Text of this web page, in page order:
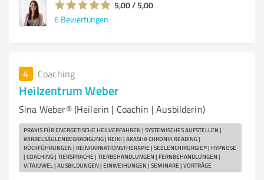
5,00 / 5,00
6 Bewertungen
4 Coaching
Heilzentrum Weber
Sina Weber® (Heilerin | Coachin | Ausbilderin)
PRAXIS FÜR ENERGETISCHE HEILVERFAHREN | SYSTEMISCHES AUFSTELLEN |
WIRBELSÄULENBEGRADIGUNG | REIKI | AKASHA CHRONIK READING |
RÜCKFÜHRUNGEN | REINKARNATIONSTHERAPIE | SEELENCHIRURGIE® | HYPNOSE
| COACHING | TIERSPRACHE | TIERBEHANDLUNGEN | FERNBEHANDLUNGEN |
VITAJUWEL | AUSBILDUNGEN | EINWEIHUNGEN | SEMINARE | VORTRÄGE